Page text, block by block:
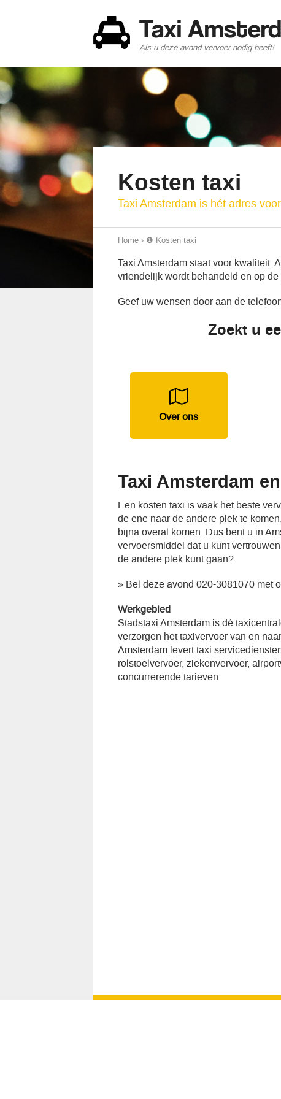
Taxi
Als u deze avond vervoer nodig heeft!
Kosten taxi
Taxi Amsterdam is hét adres
Home › ❶ Kosten taxi
Taxi Amsterdam staat voor kwaliteit.
vriendelijk wordt behandeld en op
Geef uw wensen door aan de
Zoekt u
Over ons
Taxi Amsterdam
Een kosten taxi is vaak het beste
de ene naar de andere plek te
bijna overal komen. Dus bent u in
vervoersmiddel dat u kunt
de andere plek kunt gaan?
» Bel deze avond 020-3081070 met
Werkgebied
Stadstaxi Amsterdam is dé
verzorgen het taxivervoer van en
Amsterdam levert taxi
rolstoelvervoer, ziekenvervoer,
concurrerende tarieven.